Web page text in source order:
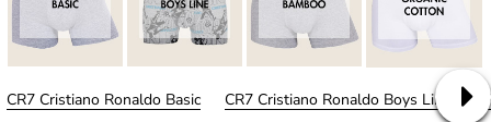
CR7 Cristiano Ronaldo Basic CR7 Cristiano Ronaldo Boys Line